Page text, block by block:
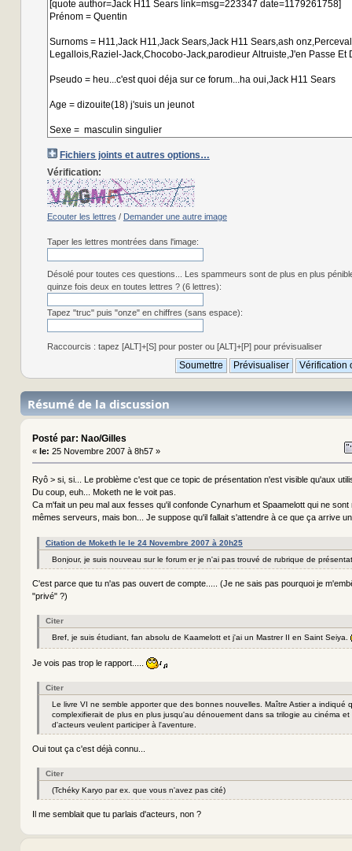
Fichiers joints et autres options…
Vérification:
Ecouter les lettres / Demander une autre image
Taper les lettres montrées dans l'image:
Désolé pour toutes ces questions... Les spammeurs sont de plus en plus
quinze fois deux en toutes lettres ? (6 lettres):
Tapez "truc" puis "onze" en chiffres (sans espace):
Raccourcis : tapez [ALT]+[S] pour poster ou [ALT]+[P] pour prévisualiser
Résumé de la discussion
Posté par: Nao/Gilles
« le: 25 Novembre 2007 à 8h57 »
Ryô > si, si... Le problème c'est que ce topic de présentation n'est visible qu'aux
Du coup, euh... Moketh ne le voit pas.
Ca m'fait un peu mal aux fesses qu'il confonde Cynarhum et Spaamelott qui ne
mêmes serveurs, mais bon... Je suppose qu'il fallait s'attendre à ce que ça arrive
Citation de Moketh le le 24 Novembre 2007 à 20h25
Bonjour, je suis nouveau sur le forum er je n'ai pas trouvé de rubrique de
C'est parce que tu n'as pas ouvert de compte..... (Je ne sais pas pourquoi je
"privé" ?)
Citer
Bref, je suis étudiant, fan absolu de Kaamelott et j'ai un Mastrer II en Saint Seiya.
Je vois pas trop le rapport.....
Citer
Le livre VI ne semble apporter que des bonnes nouvelles. Maître Astier a indiqué
complexifierait de plus en plus jusqu'au dénouement dans sa trilogie au cinéma
d'acteurs veulent participer à l'aventure.
Oui tout ça c'est déjà connu...
Citer
(Tchéky Karyo par ex. que vous n'avez pas cité)
Il me semblait que tu parlais d'acteurs, non ?